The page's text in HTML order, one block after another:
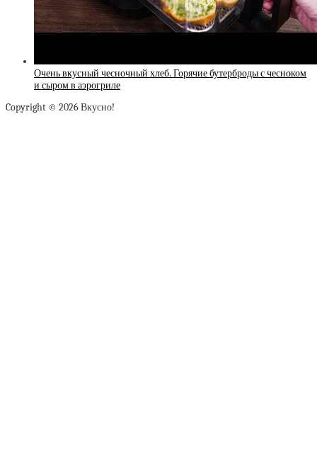
Очень вкусный чесночный хлеб. Горячие бутерброды с чесноком
и сыром в аэрогриле
Copyright © 2026 Вкусно!